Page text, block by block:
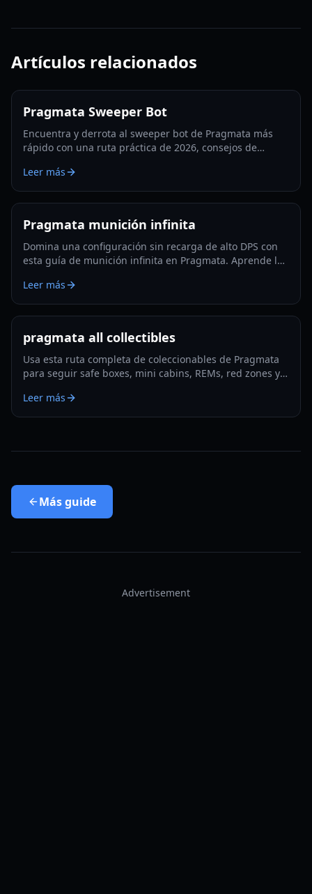
Artículos relacionados
Pragmata Sweeper Bot
Encuentra y derrota al sweeper bot de Pragmata más
rápido con una ruta práctica de 2026, consejos de
Filamento Luna.
Leer más
Pragmata munición infinita
Domina una configuración sin recarga de alto DPS con
esta guía de munición infinita en Pragmata. Aprende los
supervivencia y optimización lista para Lunatic Plus.
Leer más
pragmata all collectibles
Usa esta ruta completa de coleccionables de Pragmata
para seguir safe boxes, mini cabins, REMs, red zones y
en 2026.
Leer más
Másguide
Advertisement